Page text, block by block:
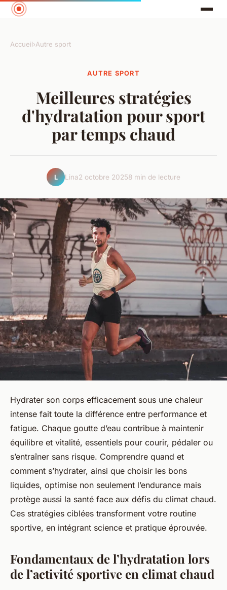
Accueil›Autre sport
AUTRE SPORT
Meilleures stratégies
d'hydratation pour sport
par temps chaud
L Lina2 octobre 20258 min de lecture
Hydrater son corps efficacement sous une chaleur
intense fait toute la différence entre performance et
fatigue. Chaque goutte d’eau contribue à maintenir
équilibre et vitalité, essentiels pour courir, pédaler ou
s’entraîner sans risque. Comprendre quand et
comment s’hydrater, ainsi que choisir les bons
liquides, optimise non seulement l’endurance mais
protège aussi la santé face aux défis du climat chaud.
Ces stratégies ciblées transforment votre routine
sportive, en intégrant science et pratique éprouvée.
Fondamentaux de l’hydratation lors
de l’activité sportive en climat chaud